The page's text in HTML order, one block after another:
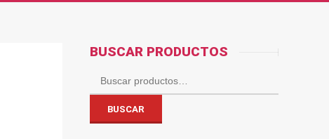
BUSCAR PRODUCTOS
Buscar
BUSCAR